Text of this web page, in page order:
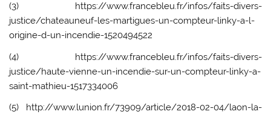
(3) https://www.francebleu.fr/infos/faits-divers-
justice/chateauneuf-les-martigues-un-compteur-linky-a-l-
origine-d-un-incendie-1520494522
(4) https://www.francebleu.fr/infos/faits-divers-
justice/haute-vienne-un-incendie-sur-un-compteur-linky-a-
saint-mathieu-1517334006
(5) http://www.lunion.fr/73909/article/2018-02-04/laon-la-